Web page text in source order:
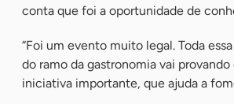
conta que foi a oportunidade de
“Foi um evento muito legal. Toda
do ramo da gastronomia vai
iniciativa importante, que ajuda a